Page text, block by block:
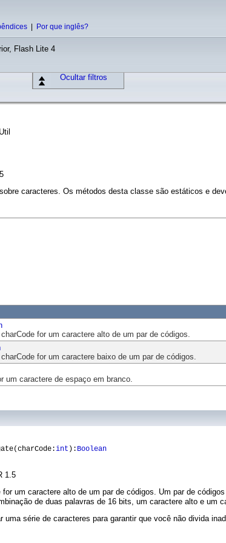
Por que inglês?
Flash Lite 4
Ocultar filtros
caracteres. Os métodos desta classe são estáticos e
for um caractere alto de um par de códigos.
for um caractere baixo de um par de códigos.
um caractere de espaço em branco.
int ): Boolean
1.5
for um caractere alto de um par de códigos. Um par de
de duas palavras de 16 bits, um caractere alto e um
série de caracteres para garantir que você não divida